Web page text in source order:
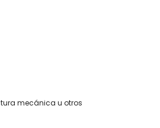
mecánica u otros